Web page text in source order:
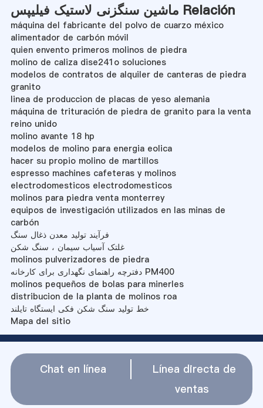
ماشین سنگزنی لاستیک فیلیپس Relación
máquina del fabricante del polvo de cuarzo méxico
alimentador de carbón móvil
quien envento primeros molinos de piedra
molino de caliza dise241o soluciones
modelos de contratos de alquiler de canteras de piedra
granito
linea de produccion de placas de yeso alemania
máquina de trituración de piedra de granito para la venta
reino unido
molino avante 18 hp
modelos de molino para energia eolica
hacer su propio molino de martillos
espresso machines cafeteras y molinos
electrodomesticos electrodomesticos
molinos para piedra venta monterrey
equipos de investigación utilizados en las minas de
carbón
فرآیند تولید معدن ذغال سنگ
غلتک آسیاب سیمان ، سنگ شکن
molinos pulverizadores de piedra
دفترچه راهنمای نگهداری برای کارخانه PM400
molinos pequeños de bolas para minerles
distribucion de la planta de molinos roa
خط تولید سنگ شکن فکی ایستگاه تایلند
Mapa del sitio
Chat en línea
Línea directa de
ventas